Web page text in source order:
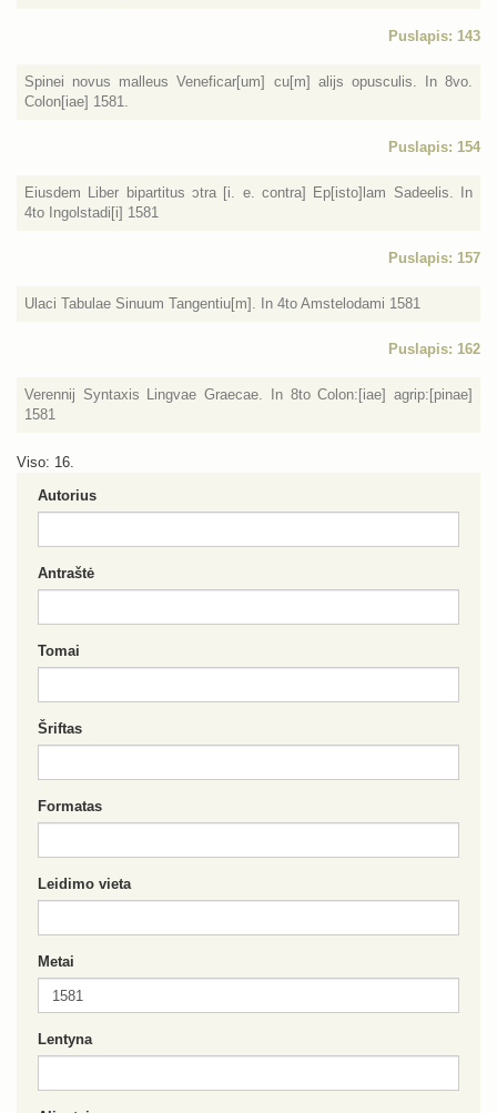
Puslapis: 143
Spinei novus malleus Veneficar[um] cu[m] alijs opusculis. In 8vo.
Colon[iae] 1581.
Puslapis: 154
Eiusdem Liber bipartitus ɔtra [i. e. contra] Ep[isto]lam Sadeelis. In
4to Ingolstadi[i] 1581
Puslapis: 157
Ulaci Tabulae Sinuum Tangentiu[m]. In 4to Amstelodami 1581
Puslapis: 162
Verennij Syntaxis Lingvae Graecae. In 8to Colon:[iae] agrip:[pinae]
1581
Viso: 16.
Autorius
Antraštė
Tomai
Šriftas
Formatas
Leidimo vieta
Metai
Lentyna